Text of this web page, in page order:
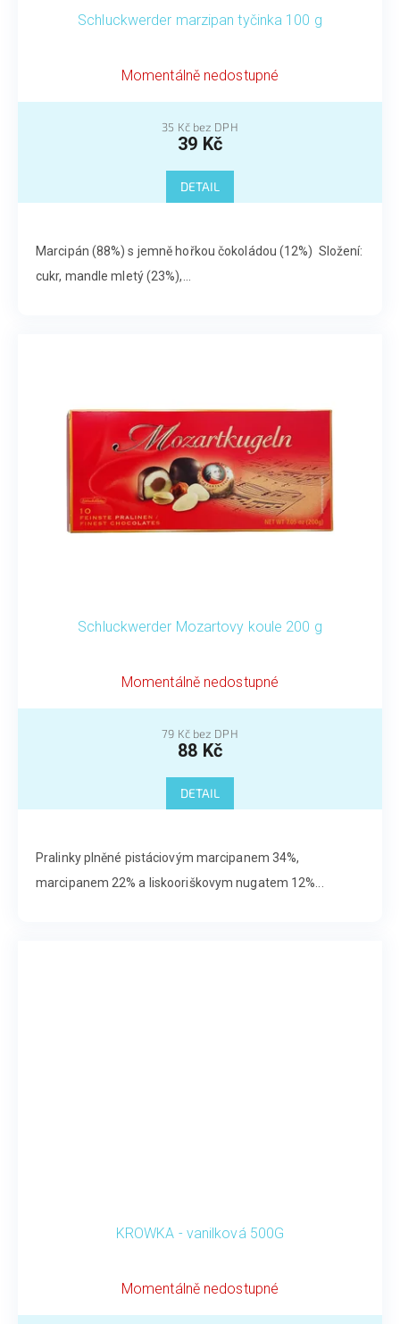
Schluckwerder marzipan tyčinka 100 g
Momentálně nedostupné
35 Kč bez DPH
39 Kč
DETAIL
Marcipán (88%) s jemně hořkou čokoládou (12%) Složení:
cukr, mandle mletý (23%),...
Schluckwerder Mozartovy koule 200 g
Momentálně nedostupné
79 Kč bez DPH
88 Kč
DETAIL
Pralinky plněné pistáciovým marcipanem 34%,
marcipanem 22% a liskooriškovym nugatem 12%...
KROWKA - vanilková 500G
Momentálně nedostupné